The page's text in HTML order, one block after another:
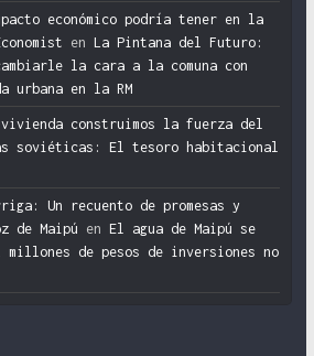
económico podría tener en la
en La Pintana del Futuro:
la cara a la comuna con
urbana en la RM
construimos la fuerza del
soviéticas: El tesoro habitacional
Un recuento de promesas y
de Maipú en El agua de Maipú se
millones de pesos de inversiones no